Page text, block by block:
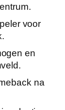
voor
en
na